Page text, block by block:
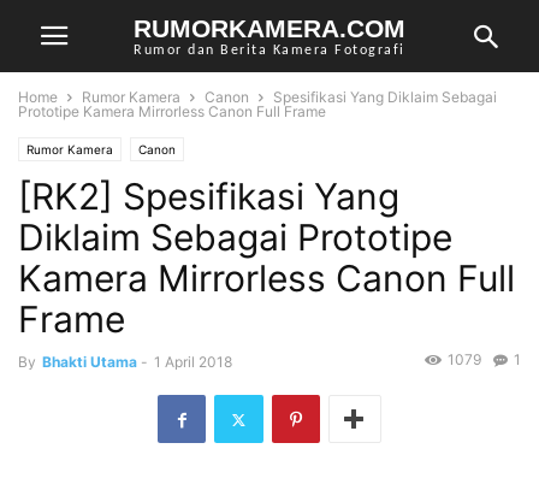
RUMORKAMERA.COM
Rumor dan Berita Kamera Fotografi
Home Rumor Kamera Canon
Spesifikasi Yang Diklaim Sebagai
Prototipe Kamera Mirrorless Canon Full Frame
Rumor Kamera Canon
[RK2] Spesifikasi Yang
Diklaim Sebagai Prototipe
Kamera Mirrorless Canon Full
Frame
By Bhakti Utama - 1 April 2018 1
1079